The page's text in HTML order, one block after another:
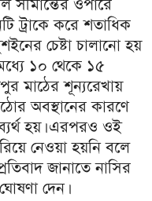
সীমান্তের ওপারে
ট্রাকে করে শতাধিক
চেষ্টা চালানো হয়
১০ থেকে ১৫
মাঠের শূন্যরেখায়
অবস্থানের কারণে
ব্যর্থ হয়। এরপরও ওই
নেওয়া হয়নি বলে
জানাতে নাসির
দেন।